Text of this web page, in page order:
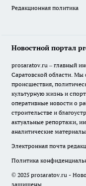
Редакционная политика
Новостной портал
prosaratov.ru – главный
Саратовской области.
происшествия,
культурную жизнь и
оперативные новости о
строительстве и
актуальные репортажи,
аналитические
Электронная почта
Политика
© 2025 prosaratov.ru -
защищены.